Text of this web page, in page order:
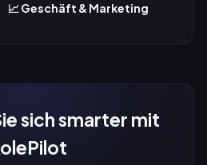
📈 Geschäft & Marketing
sich smarter mit